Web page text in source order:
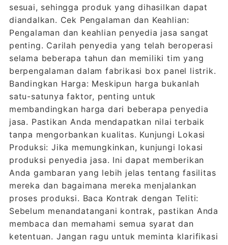
sesuai, sehingga produk yang dihasilkan dapat
diandalkan. Cek Pengalaman dan Keahlian:
Pengalaman dan keahlian penyedia jasa sangat
penting. Carilah penyedia yang telah beroperasi
selama beberapa tahun dan memiliki tim yang
berpengalaman dalam fabrikasi box panel listrik.
Bandingkan Harga: Meskipun harga bukanlah
satu-satunya faktor, penting untuk
membandingkan harga dari beberapa penyedia
jasa. Pastikan Anda mendapatkan nilai terbaik
tanpa mengorbankan kualitas. Kunjungi Lokasi
Produksi: Jika memungkinkan, kunjungi lokasi
produksi penyedia jasa. Ini dapat memberikan
Anda gambaran yang lebih jelas tentang fasilitas
mereka dan bagaimana mereka menjalankan
proses produksi. Baca Kontrak dengan Teliti:
Sebelum menandatangani kontrak, pastikan Anda
membaca dan memahami semua syarat dan
ketentuan. Jangan ragu untuk meminta klarifikasi